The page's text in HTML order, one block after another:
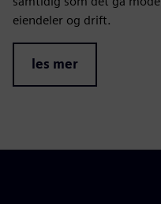
eiendeler og drift.
les mer